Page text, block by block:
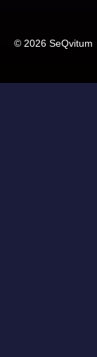
© 2026 SeQvitum